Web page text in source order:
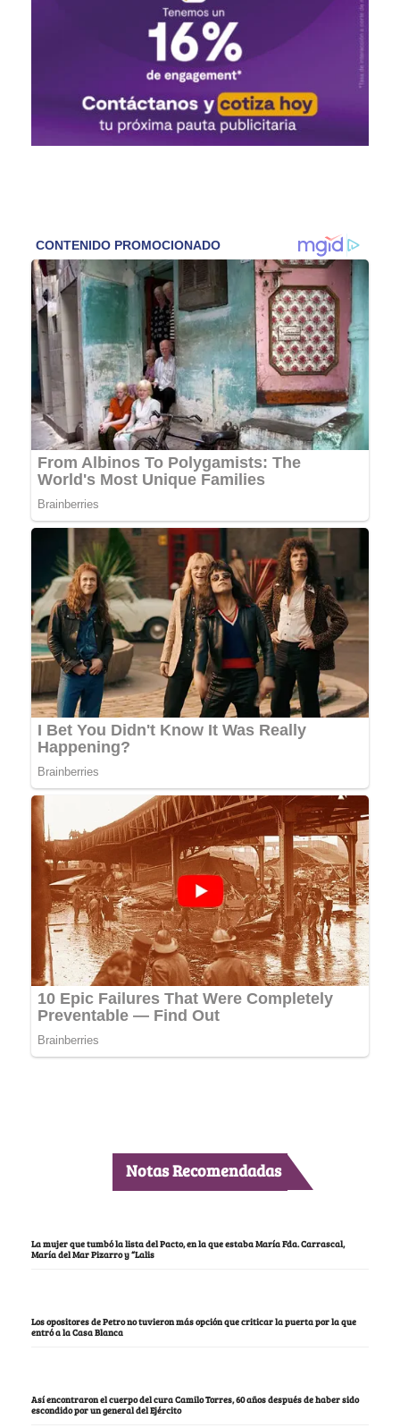
Notas Recomendadas
La mujer que tumbó la lista del Pacto, en la que estaba María Fda. Carrascal,
María del Mar Pizarro y “Lalis
Los opositores de Petro no tuvieron más opción que criticar la puerta por la que
entró a la Casa Blanca
Así encontraron el cuerpo del cura Camilo Torres, 60 años después de haber sido
escondido por un general del Ejército